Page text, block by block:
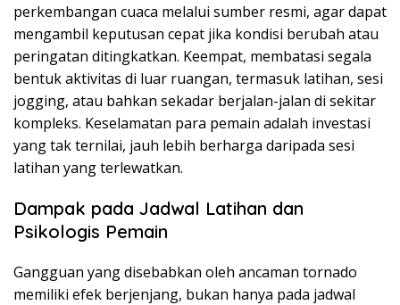
perkembangan cuaca melalui sumber resmi, agar dapat
mengambil keputusan cepat jika kondisi berubah atau
peringatan ditingkatkan. Keempat, membatasi segala
bentuk aktivitas di luar ruangan, termasuk latihan, sesi
jogging, atau bahkan sekadar berjalan-jalan di sekitar
kompleks. Keselamatan para pemain adalah investasi
yang tak ternilai, jauh lebih berharga daripada sesi
latihan yang terlewatkan.
Dampak pada Jadwal Latihan dan
Psikologis Pemain
Gangguan yang disebabkan oleh ancaman tornado
memiliki efek berjenjang, bukan hanya pada jadwal